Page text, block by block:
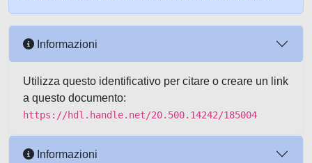
Informazioni
Utilizza questo identificativo per citare o creare un link
a questo documento:
https://hdl.handle.net/20.500.14242/185004
Informazioni